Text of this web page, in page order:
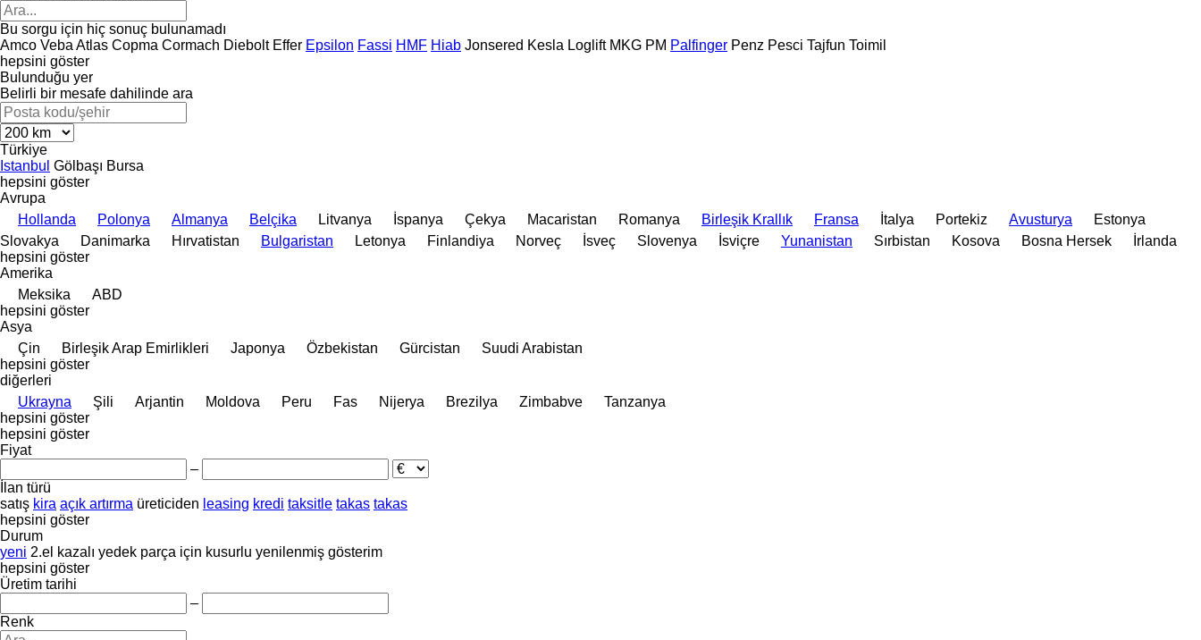
Bu sorgu için hiç sonuç bulunamadı
Amco Veba Atlas Copma Cormach Diebolt Effer Epsilon Fassi HMF Hiab Jonsered Kesla Loglift MKG PM Palfinger Penz Pesci Tajfun Toimil
hepsini göster
Bulunduğu yer
Belirli bir mesafe dahilinde ara
Türkiye
Istanbul Gölbaşı Bursa
hepsini göster
Avrupa
Hollanda
Polonya Almanya Belçika Litvanya İspanya Çekya Macaristan Romanya Birleşik Krallık Fransa İtalya Portekiz Avusturya
Estonya
Slovakya
Danimarka Hırvatistan Bulgaristan Letonya Finlandiya Norveç İsveç Slovenya İsviçre Yunanistan Sırbistan Kosova Bosna Hersek
İrlanda
hepsini göster
Amerika
Meksika
ABD
hepsini göster
Asya
Çin
Birleşik Arap Emirlikleri Japonya Özbekistan Gürcistan
Suudi Arabistan
hepsini göster
diğerleri
Ukrayna
Şili Arjantin Moldova Peru Fas Nijerya Brezilya Zimbabve
Tanzanya
hepsini göster
hepsini göster
Fiyat
–
İlan türü
satış kira açık artırma üreticiden leasing kredi taksitle takas takas
hepsini göster
Durum
yeni 2.el kazalı yedek parça için kusurlu yenilenmiş gösterim
hepsini göster
Üretim tarihi
–
Renk